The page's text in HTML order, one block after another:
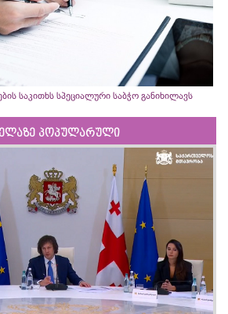
საკითხს სპეციალური საბჭო განიხილავს
პოპულარული